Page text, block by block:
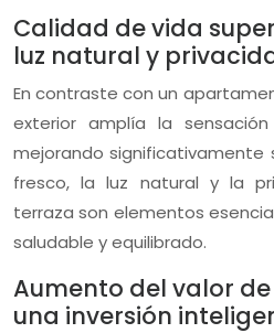
Calidad de vida
luz natural y
En contraste con un
exterior amplía la
mejorando significativamente
fresco, la luz natural y la
terraza son elementos
saludable y equilibrado.
Aumento del valor
una inversión